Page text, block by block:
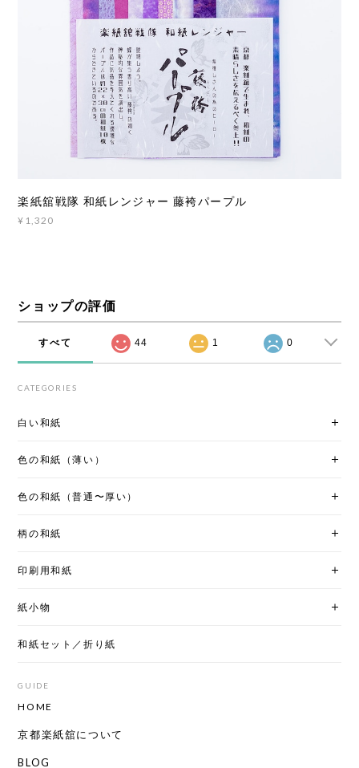
楽紙舘戦隊 和紙レンジャー 藤袴パープル
¥1,320
ショップの評価
すべて 44 1 0
CATEGORIES
白い和紙
色の和紙（薄い）
色の和紙（普通〜厚い）
柄の和紙
印刷用和紙
紙小物
和紙セット／折り紙
GUIDE
HOME
京都楽紙舘について
BLOG